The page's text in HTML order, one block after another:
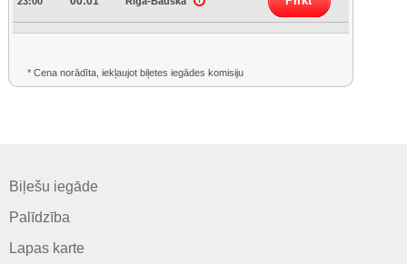
* Cena norādīta, iekļaujot biļetes iegādes komisiju
Biļešu iegāde
Palīdzība
Lapas karte